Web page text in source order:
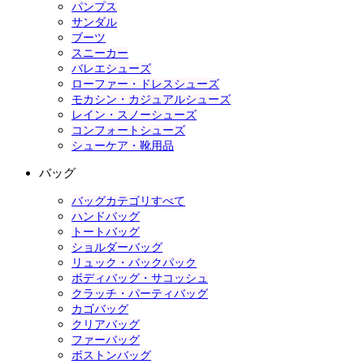
パンプス
サンダル
ブーツ
スニーカー
バレエシューズ
ローファー・ドレスシューズ
モカシン・カジュアルシューズ
レイン・スノーシューズ
コンフォートシューズ
シューケア・靴用品
バッグ
バッグカテゴリすべて
ハンドバッグ
トートバッグ
ショルダーバッグ
リュック・バックパック
ボディバッグ・サコッシュ
クラッチ・パーティバッグ
カゴバッグ
クリアバッグ
ファーバッグ
ボストンバッグ